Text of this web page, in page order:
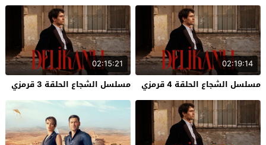
02:19:14
مسلسل الشجاع الحلقة 4 قرمزي
02:15:21
مسلسل الشجاع الحلقة 3 قرمزي